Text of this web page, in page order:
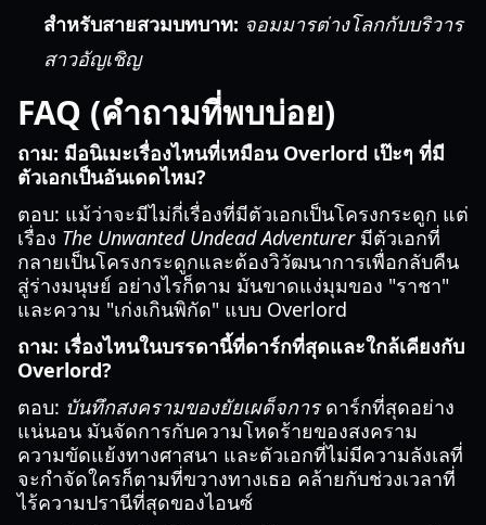
สำหรับสายสวมบทบาท: จอมมารต่างโลกกับบริวาร
สาวอัญเชิญ
FAQ (คำถามที่พบบ่อย)
ถาม: มีอนิเมะเรื่องไหนที่เหมือน Overlord เป๊ะๆ ที่มี
ตัวเอกเป็นอันเดดไหม?
ตอบ: แม้ว่าจะมีไม่กี่เรื่องที่มีตัวเอกเป็นโครงกระดูก แต่
เรื่อง The Unwanted Undead Adventurerมีตัวเอกที่
กลายเป็นโครงกระดูกและต้องวิวัฒนาการเพื่อกลับคืน
สู่ร่างมนุษย์ อย่างไรก็ตาม มันขาดแง่มุมของ "ราชา"
และความ "เก่งเกินพิกัด" แบบ Overlord
ถาม: เรื่องไหนในบรรดานี้ที่ดาร์กที่สุดและใกล้เคียงกับ
Overlord?
ตอบ: บันทึกสงครามของยัยเผด็จการดาร์กที่สุดอย่าง
แน่นอน มันจัดการกับความโหดร้ายของสงคราม
ความขัดแย้งทางศาสนา และตัวเอกที่ไม่มีความลังเลที่
จะกำจัดใครก็ตามที่ขวางทางเธอ คล้ายกับช่วงเวลาที่
ไร้ความปรานีที่สุดของไอนซ์